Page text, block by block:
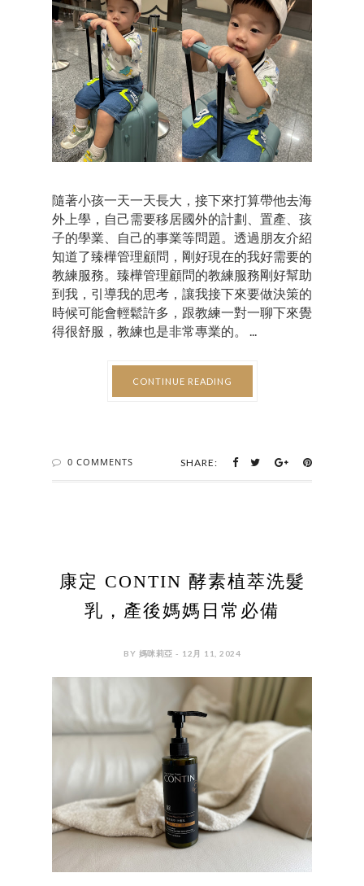
隨著小孩一天一天長大，接下來打算帶他去海
外上學，自己需要移居國外的計劃、置產、孩
子的學業、自己的事業等問題。透過朋友介紹
知道了臻樺管理顧問，剛好現在的我好需要的
教練服務。臻樺管理顧問的教練服務剛好幫助
到我，引導我的思考，讓我接下來要做決策的
時候可能會輕鬆許多，跟教練一對一聊下來覺
得很舒服，教練也是非常專業的。 ...
CONTINUE READING
0 COMMENTS SHARE:
康定 CONTIN 酵素植萃洗髮
乳，產後媽媽日常必備
BY 媽咪莉亞 - 12月 11, 2024